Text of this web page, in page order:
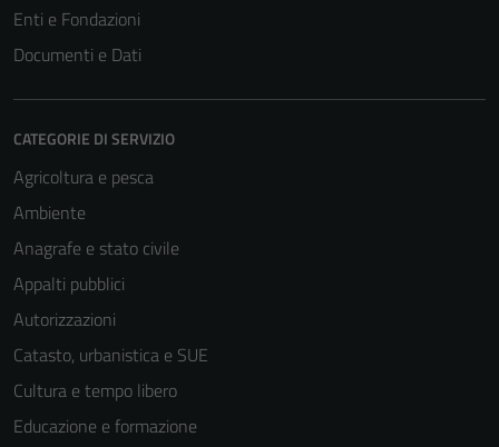
Enti e Fondazioni
Documenti e Dati
CATEGORIE DI SERVIZIO
Agricoltura e pesca
Ambiente
Anagrafe e stato civile
Appalti pubblici
Autorizzazioni
Catasto, urbanistica e SUE
Cultura e tempo libero
Educazione e formazione